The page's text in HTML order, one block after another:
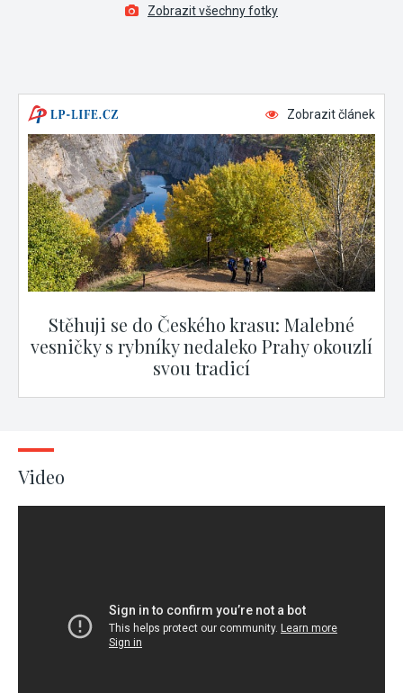
Zobrazit všechny fotky
Zobrazit článek
Stěhuji se do Českého krasu: Malebné
vesničky s rybníky nedaleko Prahy okouzlí
svou tradicí
Video